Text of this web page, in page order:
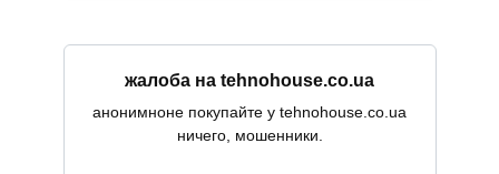
жалоба на tehnohouse.co.ua
анонимноне покупайте у tehnohouse.co.ua
ничего, мошенники.